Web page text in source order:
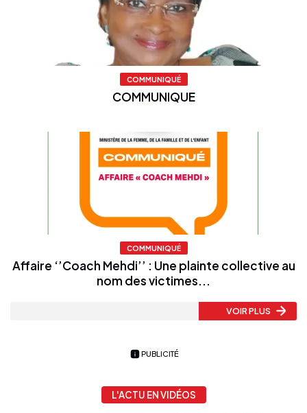
COMMUNIQUÉ
COMMUNIQUE
COMMUNIQUÉ
Affaire ‘’Coach Mehdi’’ : Une plainte collective au
nom des victimes...
VOIR PLUS
PUBLICITÉ
L'ACTU EN VIDÉOS